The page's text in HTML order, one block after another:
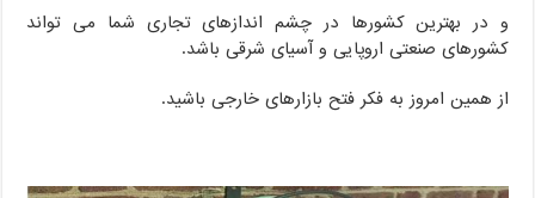
و در بهترین کشورها در چشم اندازهای تجاری شما می تواند
کشورهای صنعتی اروپایی و آسیای شرقی باشد.
از همین امروز به فکر فتح بازارهای خارجی باشید.